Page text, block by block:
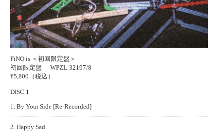
FiNO is ＜初回限定盤＞
初回限定盤
WPZL-32197/8
¥5,800（税込）
DISC 1
1. By Your Side [Re-Recorded]
2. Happy Sad